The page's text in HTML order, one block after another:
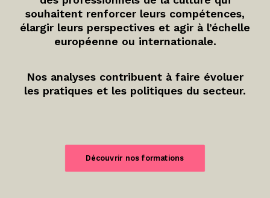
souhaitent renforcer leurs compétences,
élargir leurs perspectives et agir à l’échelle
européenne ou internationale.
Nos analyses contribuent à faire évoluer
les pratiques et les politiques du secteur.
Découvrir nos formations